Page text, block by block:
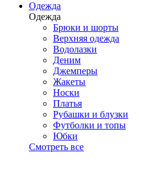
Одежда
Одежда
Брюки и шорты
Верхняя одежда
Водолазки
Деним
Джемперы
Жакеты
Носки
Платья
Рубашки и блузки
Футболки и топы
Юбки
Смотреть все